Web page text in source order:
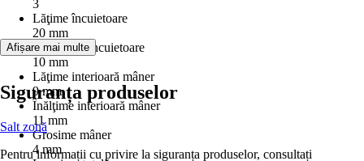
3
Lăţime încuietoare
20 mm
Adâncime încuietoare
10 mm
Lăţime interioară mâner
9 mm
Înălţime interioară mâner
11 mm
Grosime mâner
4 mm
Afișare mai multe
Siguranța produselor
Salt zonă
Pentru informații cu privire la siguranța produselor, consultați